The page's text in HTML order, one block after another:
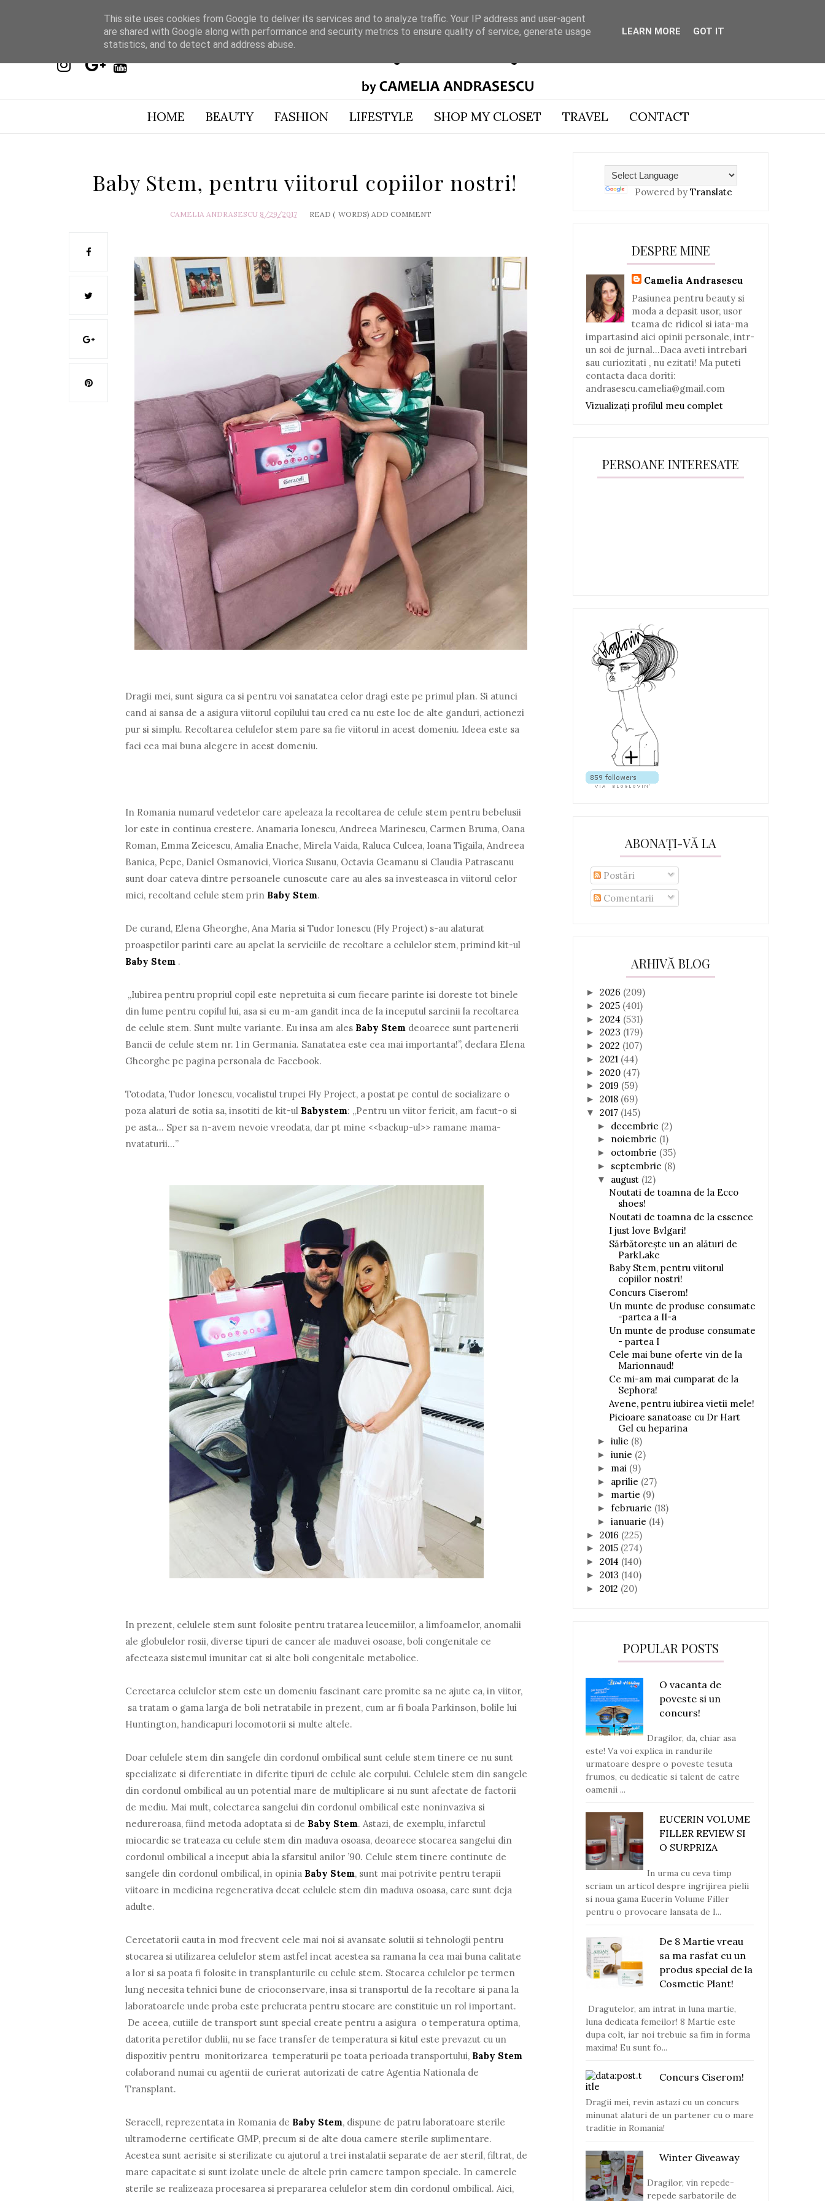
HOME BEAUTY FASHION LIFESTYLE SHOP MY CLOSET TRAVEL CONTACT
Baby Stem, pentru viitorul copiilor nostri!
CAMELIA ANDRASESCU 8/29/2017 READ ( WORDS) ADD COMMENT
Dragii mei, sunt sigura ca si pentru voi sanatatea celor dragi este pe primul plan. Si atunci
cand ai sansa de a asigura viitorul copilului tau cred ca nu este loc de alte ganduri, actionezi
pur si simplu. Recoltarea celulelor stem pare sa fie viitorul in acest domeniu. Ideea este sa
faci cea mai buna alegere in acest domeniu.
In Romania numarul vedetelor care apeleaza la recoltarea de celule stem pentru bebelusii
lor este in continua crestere. Anamaria Ionescu, Andreea Marinescu, Carmen Bruma, Oana
Roman, Emma Zeicescu, Amalia Enache, Mirela Vaida, Raluca Culcea, Ioana Tigaila, Andreea
Banica, Pepe, Daniel Osmanovici, Viorica Susanu, Octavia Geamanu si Claudia Patrascanu
sunt doar cateva dintre persoanele cunoscute care au ales sa investeasca in viitorul celor
mici, recoltand celule stem prin Baby Stem.
De curand, Elena Gheorghe, Ana Maria si Tudor Ionescu (Fly Project) s-au alaturat
proaspetilor parinti care au apelat la serviciile de recoltare a celulelor stem, primind kit-ul
Baby Stem .
„Iubirea pentru propriul copil este nepretuita si cum fiecare parinte isi doreste tot binele
din lume pentru copilul lui, asa si eu m-am gandit inca de la inceputul sarcinii la recoltarea
de celule stem. Sunt multe variante. Eu insa am ales Baby Stem deoarece sunt partenerii
Bancii de celule stem nr. 1 in Germania. Sanatatea este cea mai importanta!”, declara Elena
Gheorghe pe pagina personala de Facebook.
Totodata, Tudor Ionescu, vocalistul trupei Fly Project, a postat pe contul de socializare o
poza alaturi de sotia sa, insotiti de kit-ul Babystem: „Pentru un viitor fericit, am facut-o si
pe asta… Sper sa n-avem nevoie vreodata, dar pt mine <<backup-ul>> ramane mama-
nvataturii…”
In prezent, celulele stem sunt folosite pentru tratarea leucemiilor, a limfoamelor, anomalii
ale globulelor rosii, diverse tipuri de cancer ale maduvei osoase, boli congenitale ce
afecteaza sistemul imunitar cat si alte boli congenitale metabolice.
Cercetarea celulelor stem este un domeniu fascinant care promite sa ne ajute ca, in viitor,
sa tratam o gama larga de boli netratabile in prezent, cum ar fi boala Parkinson, bolile lui
Huntington, handicapuri locomotorii si multe altele.
Doar celulele stem din sangele din cordonul ombilical sunt celule stem tinere ce nu sunt
specializate si diferentiate in diferite tipuri de celule ale corpului. Celulele stem din sangele
din cordonul ombilical au un potential mare de multiplicare si nu sunt afectate de factorii
de mediu. Mai mult, colectarea sangelui din cordonul ombilical este noninvaziva si
nedureroasa, fiind metoda adoptata si de Baby Stem. Astazi, de exemplu, infarctul
miocardic se trateaza cu celule stem din maduva osoasa, deoarece stocarea sangelui din
cordonul ombilical a inceput abia la sfarsitul anilor ’90. Celule stem tinere continute de
sangele din cordonul ombilical, in opinia Baby Stem, sunt mai potrivite pentru terapii
viitoare in medicina regenerativa decat celulele stem din maduva osoasa, care sunt deja
adulte.
Cercetatorii cauta in mod frecvent cele mai noi si avansate solutii si tehnologii pentru
stocarea si utilizarea celulelor stem astfel incat acestea sa ramana la cea mai buna calitate
a lor si sa poata fi folosite in transplanturile cu celule stem. Stocarea celulelor pe termen
lung necesita tehnici bune de crioconservare, insa si transportul de la recoltare si pana la
laboratoarele unde proba este prelucrata pentru stocare are constituie un rol important.
De aceea, cutiile de transport sunt special create pentru a asigura o temperatura optima,
datorita peretilor dublii, nu se face transfer de temperatura si kitul este prevazut cu un
dispozitiv pentru monitorizarea temperaturii pe toata perioada transportului, Baby Stem
colaborand numai cu agentii de curierat autorizati de catre Agentia Nationala de
Transplant.
Seracell, reprezentata in Romania de Baby Stem, dispune de patru laboratoare sterile
ultramoderne certificate GMP, precum si de alte doua camere sterile suplimentare.
Acestea sunt aerisite si sterilizate cu ajutorul a trei instalatii separate de aer steril, filtrat, de
mare capacitate si sunt izolate unele de altele prin camere tampon speciale. In camerele
sterile se realizeaza procesarea si prepararea celulelor stem din cordonul ombilical. Aici,
Powered by Translate
DESPRE MINE
Camelia Andrasescu
Pasiunea pentru beauty si
moda a depasit usor, usor
teama de ridicol si iata-ma
impartasind aici opinii personale, intr-
un soi de jurnal...Daca aveti intrebari
sau curiozitati , nu ezitati! Ma puteti
contacta daca doriti:
andrasescu.camelia@gmail.com
Vizualizați profilul meu complet
PERSOANE INTERESATE
ABONAȚI-VĂ LA
Postări
Comentarii
ARHIVĂ BLOG
► 2026 (209)
► 2025 (401)
► 2024 (531)
► 2023 (179)
► 2022 (107)
► 2021 (44)
► 2020 (47)
► 2019 (59)
► 2018 (69)
▼ 2017 (145)
► decembrie (2)
► noiembrie (1)
► octombrie (35)
► septembrie (8)
▼ august (12)
Noutati de toamna de la Ecco
shoes!
Noutati de toamna de la essence
I just love Bvlgari!
Sărbătorește un an alături de
ParkLake
Baby Stem, pentru viitorul
copiilor nostri!
Concurs Ciserom!
Un munte de produse consumate
-partea a II-a
Un munte de produse consumate
- partea I
Cele mai bune oferte vin de la
Marionnaud!
Ce mi-am mai cumparat de la
Sephora!
Avene, pentru iubirea vietii mele!
Picioare sanatoase cu Dr Hart
Gel cu heparina
► iulie (8)
► iunie (2)
► mai (9)
► aprilie (27)
► martie (9)
► februarie (18)
► ianuarie (14)
► 2016 (225)
► 2015 (274)
► 2014 (140)
► 2013 (140)
► 2012 (20)
POPULAR POSTS
O vacanta de
poveste si un
concurs!
Dragilor, da, chiar asa
este! Va voi explica in randurile
urmatoare despre o poveste tesuta
frumos, cu dedicatie si talent de catre
oamenii ...
EUCERIN VOLUME
FILLER REVIEW SI
O SURPRIZA
In urma cu ceva timp
scriam un articol despre ingrijirea pielii
si noua gama Eucerin Volume Filler
pentru o provocare lansata de I...
De 8 Martie vreau
sa ma rasfat cu un
produs special de la
Cosmetic Plant!
Dragutelor, am intrat in luna martie,
luna dedicata femeilor! 8 Martie este
dupa colt, iar noi trebuie sa fim in forma
maxima! Eu sunt fo...
Concurs Ciserom!
Dragii mei, revin astazi cu un concurs
minunat alaturi de un partener cu o mare
traditie in Romania!
Winter Giveaway
Dragilor, vin repede-
repede sarbatorile de
This site uses cookies from Google to deliver its services and to analyze traffic. Your IP address and user-agent
are shared with Google along with performance and security metrics to ensure quality of service, generate usage
statistics, and to detect and address abuse.
LEARN MORE GOT IT